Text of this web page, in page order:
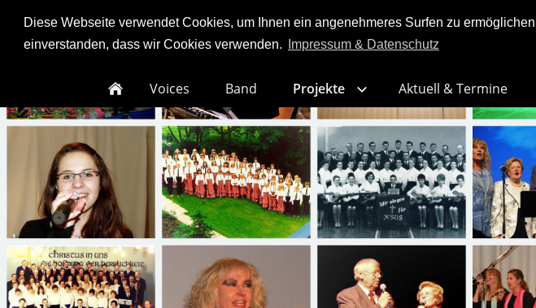
Diese Webseite verwendet Cookies, um Ihnen ein angenehmeres Surfen zu
einverstanden, dass wir Cookies verwenden.
Impressum & Datenschutz
Voices Band Projekte Aktuell & Termine